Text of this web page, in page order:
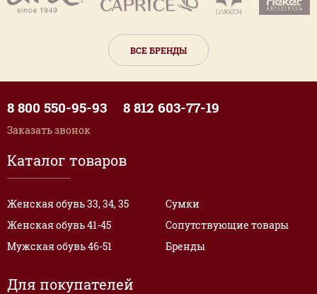
ВСЕ БРЕНДЫ
Каталог товаров
Женская обувь 33, 34, 35
Женская обувь 41-45
Мужская обувь 46-51
Сумки
Сопутствующие товары
Бренды
Для покупателей
8 800 550-95-93 8 812 603-77-19
Заказать звонок